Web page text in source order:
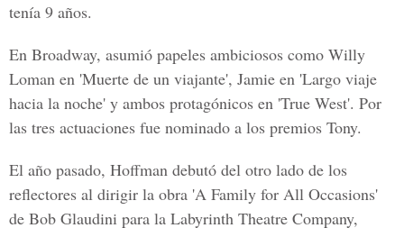
tenía 9 años.
En Broadway, asumió papeles ambiciosos como Willy
Loman en 'Muerte de un viajante', Jamie en 'Largo viaje
hacia la noche' y ambos protagónicos en 'True West'. Por
las tres actuaciones fue nominado a los premios Tony.
El año pasado, Hoffman debutó del otro lado de los
reflectores al dirigir la obra 'A Family for All Occasions'
de Bob Glaudini para la Labyrinth Theatre Company,